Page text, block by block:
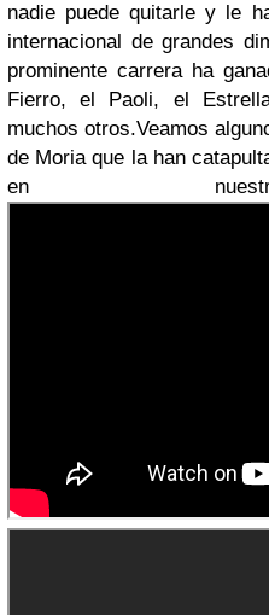
nadie puede quitarle y le
internacional de grandes
prominente carrera ha
Fierro, el Paoli, el
muchos otros.Veamos
de Moria que la han
en